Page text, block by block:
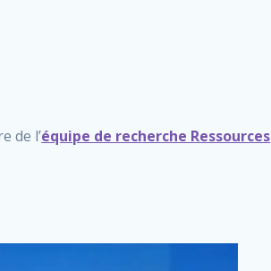
de l’équipe de recherche Ressources